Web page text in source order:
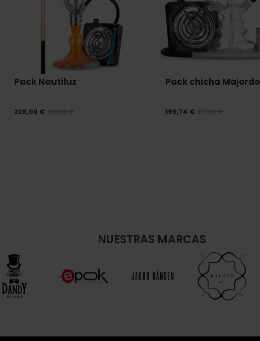
Pack Nautiluz
229,00 € 301,00 €
Pack chicha
199,74 € 271,90 €
NUESTRAS MARCAS